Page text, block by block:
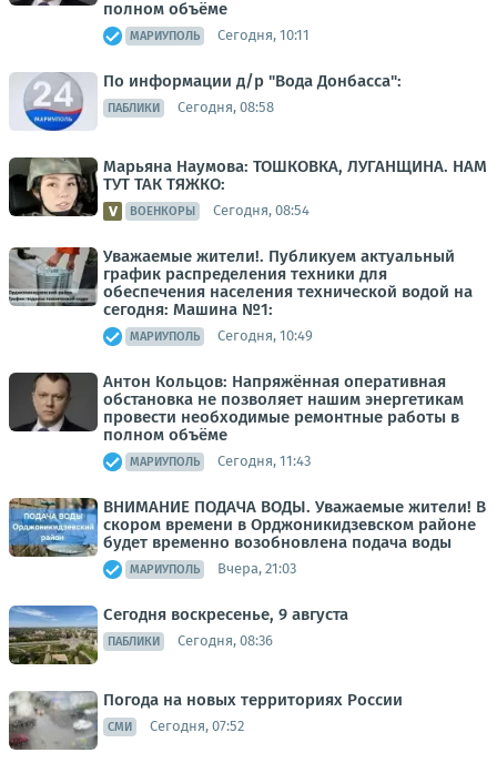
полном объёме
МАРИУПОЛЬ Сегодня, 10:11
По информации д/р "Вода Донбасса":
ПАБЛИКИ Сегодня, 08:58
Марьяна Наумова: ТОШКОВКА, ЛУГАНЩИНА. НАМ
ТУТ ТАК ТЯЖКО:
ВОЕНКОРЫ Сегодня, 08:54
Уважаемые жители!. Публикуем актуальный
график распределения техники для
обеспечения населения технической водой на
сегодня: Машина №1:
МАРИУПОЛЬ Сегодня, 10:49
Антон Кольцов: Напряжённая оперативная
обстановка не позволяет нашим энергетикам
провести необходимые ремонтные работы в
полном объёме
МАРИУПОЛЬ Сегодня, 11:43
ВНИМАНИЕ ПОДАЧА ВОДЫ. Уважаемые жители! В
скором времени в Орджоникидзевском районе
будет временно возобновлена подача воды
МАРИУПОЛЬ Вчера, 21:03
Сегодня воскресенье, 9 августа
ПАБЛИКИ Сегодня, 08:36
Погода на новых территориях России
СМИ Сегодня, 07:52